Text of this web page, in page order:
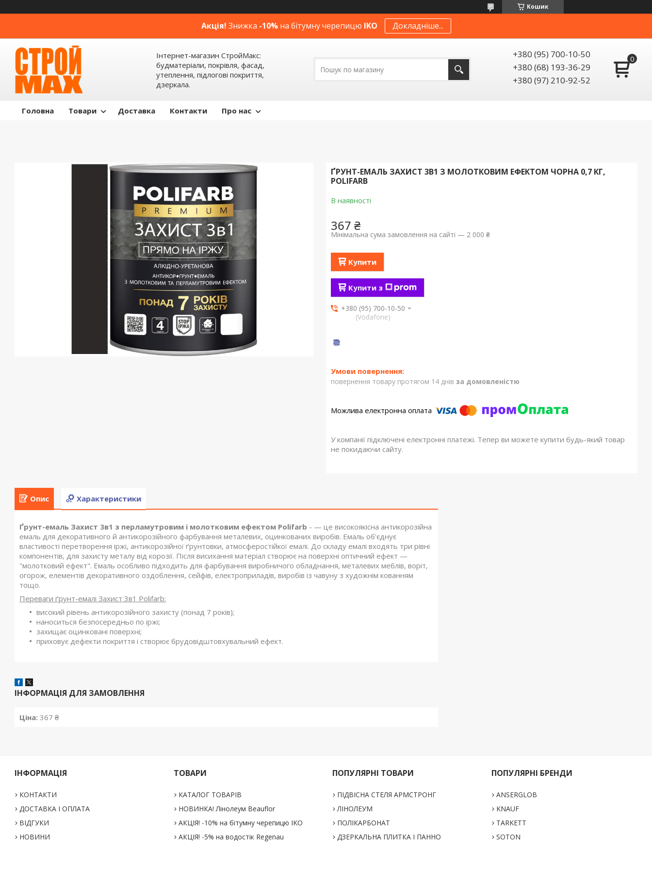
Кошик
Акція! Знижка -10%на бітумну черепицю IKO Докладніше...
Інтернет-магазин СтройМакс:
будматеріали, покрівля, фасад,
утеплення, підлогові покриття,
дзеркала.
+380 (95) 700-10-50
+380 (68) 193-36-29
+380 (97) 210-92-52
Головна Товари Доставка Контакти Про нас
ҐРУНТ-ЕМАЛЬ ЗАХИСТ 3В1 З МОЛОТКОВИМ ЕФЕКТОМ ЧОРНА 0,7 КГ,
POLIFARB
В наявності
367 ₴
Мінімальна сума замовлення на сайті — 2 000 ₴
Купити
Купити з
+380 (95) 700-10-50
(Vodafone)
повернення товару протягом 14 днів за домовленістю
У компанії підключені електронні платежі. Тепер ви можете купити будь-який товар
не покидаючи сайту.
Опис Характеристики
Ґрунт-емаль Захист 3в1 з перламутровим і молотковим ефектом Polifarb - — це високоякісна антикорозійна
емаль для декоративного й антикорозійного фарбування металевих, оцинкованих виробів. Емаль об'єднує
властивості перетворення іржі, антикорозійної ґрунтовки, атмосферостійкої емалі. До складу емалі входять три рівні
компонентів, для захисту металу від корозії. Після висихання матеріал створює на поверхні оптичний ефект —
"молотковий ефект". Емаль особливо підходить для фарбування виробничого обладнання, металевих меблів, воріт,
огорож, елементів декоративного оздоблення, сейфів, електроприладів, виробів із чавуну з художнім кованням
тощо.
Переваги ґрунт-емалі Захист 3в1 Polifarb:
високий рівень антикорозійного захисту (понад 7 років);
наноситься безпосередньо по іржі;
захищає оцинковані поверхні;
приховує дефекти покриття і створює брудовідштовхувальний ефект.
ІНФОРМАЦІЯ ДЛЯ ЗАМОВЛЕННЯ
Ціна: 367 ₴
ІНФОРМАЦІЯ
КОНТАКТИ
ДОСТАВКА І ОПЛАТА
ВІДГУКИ
НОВИНИ
ТОВАРИ
КАТАЛОГ ТОВАРІВ
НОВИНКА! Лінолеум Beauflor
АКЦІЯ! -10% на бітумну черепицю IKO
АКЦІЯ! -5% на водостік Regenau
ПОПУЛЯРНІ ТОВАРИ
ПІДВІСНА СТЕЛЯ АРМСТРОНГ
ЛІНОЛЕУМ
ПОЛІКАРБОНАТ
ДЗЕРКАЛЬНА ПЛИТКА І ПАННО
ПОПУЛЯРНІ БРЕНДИ
ANSERGLOB
KNAUF
TARKETT
SOTON